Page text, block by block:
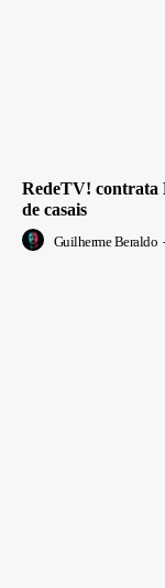
RedeTV! contrata
de casais
Guilherme Beraldo -